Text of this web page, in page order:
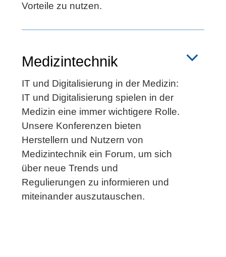
Vorteile zu nutzen.
Medizintechnik
IT und Digitalisierung in der Medizin:
IT und Digitalisierung spielen in der
Medizin eine immer wichtigere Rolle.
Unsere Konferenzen bieten
Herstellern und Nutzern von
Medizintechnik ein Forum, um sich
über neue Trends und
Regulierungen zu informieren und
miteinander auszutauschen.